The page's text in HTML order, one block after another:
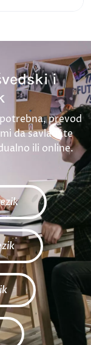
i
prevod
da savladate
ili online.